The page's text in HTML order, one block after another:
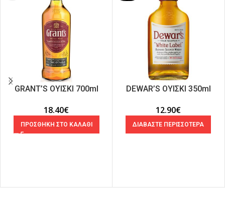
GRANT’S ΟΥΙΣΚΙ 700ml
18.40€
ΠΡΟΣΘΗΚΗ ΣΤΟ ΚΑΛΑΘΙ
DEWAR’S ΟΥΙΣΚΙ 350ml
12.90€
ΔΙΑΒΑΣΤΕ ΠΕΡΙΣΣΟΤΕΡΑ